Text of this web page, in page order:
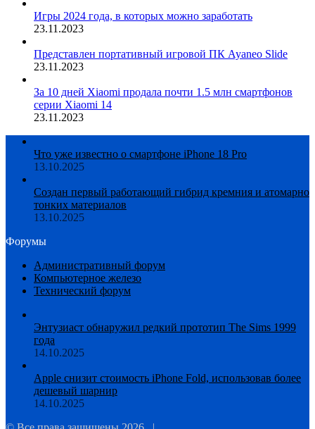
Игры 2024 года, в которых можно заработать
23.11.2023
Представлен портативный игровой ПК Ayaneo Slide
23.11.2023
За 10 дней Xiaomi продала почти 1.5 млн смартфонов
серии Xiaomi 14
23.11.2023
Что уже известно о смартфоне iPhone 18 Pro
13.10.2025
Создан первый работающий гибрид кремния и атомарно
тонких материалов
13.10.2025
Форумы
Административный форум
Компьютерное железо
Технический форум
Энтузиаст обнаружил редкий прототип The Sims 1999
года
14.10.2025
Apple снизит стоимость iPhone Fold, использовав более
дешевый шарнир
14.10.2025